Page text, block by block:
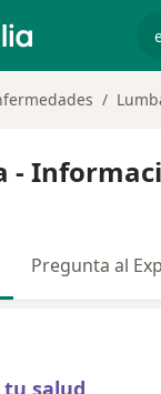
-
Pregunta al
tu salud